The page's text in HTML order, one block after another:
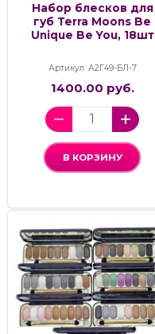
Набор блесков для
губ Terra Moons Be
Unique Be You, 18шт
Артикул: А2Г49-БЛ-7
1400.00 руб.
В КОРЗИНУ